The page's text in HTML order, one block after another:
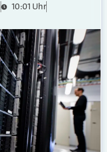
10:01 Uhr